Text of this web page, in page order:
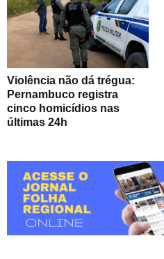
Violência não dá trégua:
Pernambuco registra
cinco homicídios nas
últimas 24h